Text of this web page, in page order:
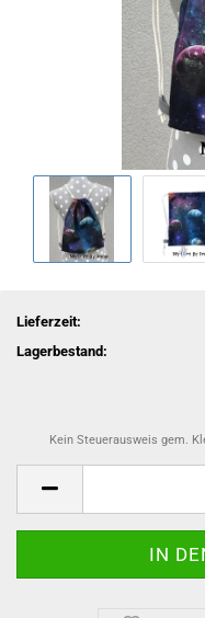
Lieferzeit:
Lagerbestand:
Kein Steuerausweis gem.